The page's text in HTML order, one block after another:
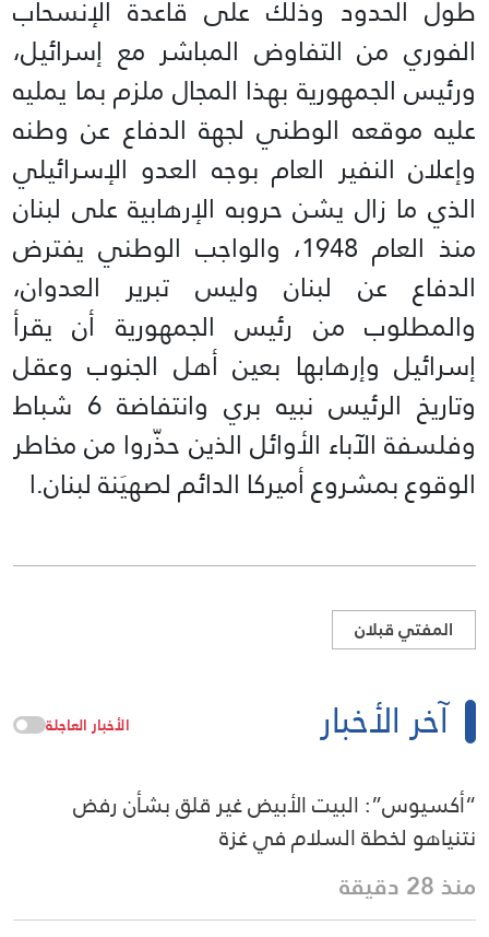
طول الحدود وذلك على قاعدة الإنسحاب
الفوري من التفاوض المباشر مع إسرائيل،
ورئيس الجمهورية بهذا المجال ملزم بما يمليه
عليه موقعه الوطني لجهة الدفاع عن وطنه
وإعلان النفير العام بوجه العدو الإسرائيلي
الذي ما زال يشن حروبه الإرهابية على لبنان
منذ العام 1948، والواجب الوطني يفترض
الدفاع عن لبنان وليس تبرير العدوان،
والمطلوب من رئيس الجمهورية أن يقرأ
إسرائيل وإرهابها بعين أهل الجنوب وعقل
وتاريخ الرئيس نبيه بري وانتفاضة 6 شباط
وفلسفة الآباء الأوائل الذين حذّروا من مخاطر
الوقوع بمشروع أميركا الدائم لصهيَنة لبنان.ا
المفتي قبلان
آخر الأخبار الأخبار العاجلة
“أكسيوس”: البيت الأبيض غير قلق بشأن رفض
نتنياهو لخطة السلام في غزة
منذ 28 دقيقة